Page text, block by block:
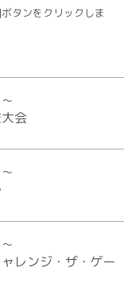
タンをクリックしま
会
レンジ・ザ・ゲー